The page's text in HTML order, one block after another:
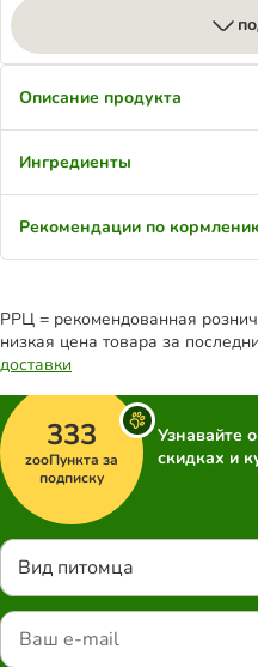
Описание продукта
Ингредиенты
Рекомендации по
РРЦ = рекомендованная
низкая цена товара за
доставки
333
zooПункта за
подписку
Узнавайте
скидках и
Вид питомца